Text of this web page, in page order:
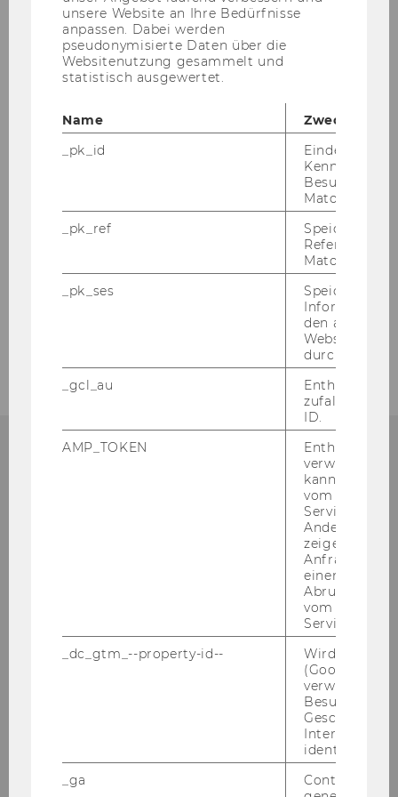
Aktuelle Themen
Publikationen
Spare Geld - Services für Mitarbeiter/innen
Interessensvertretungen
Universitätspersonal an der
Welthandelsplatz 1
1020 Wien
Mit­tei­lung des Be­triebs­rats zur
Datenschutz-​Grundverordnung (DSGVO)
unsere Website an Ihre Bedürfnisse
anpassen. Dabei werden
pseudonymisierte Daten über die
Websitenutzung gesammelt und
statistisch ausgewertet.
Name
Zweck
_pk_id
Eindeutige
Besuchers
Matomo.
_pk_ref
Speicherung
Referrers
Matomo.
_pk_ses
Speicherung
den aktuellen
durch
_gcl_au
Enthält eine
ID.
AMP_TOKEN
Enthält ein
verwendet
kann, um
vom AMP-
Service
Andere
zeigen Opt-
Anfrage im
einen Fehler
Abrufen
vom AMP
Service an.
_dc_gtm_--property-id--
Wird von
(Google Tag
verwendet,
Besucher
Geschlecht
Interessen zu
identifizieren.
_ga
Contains a